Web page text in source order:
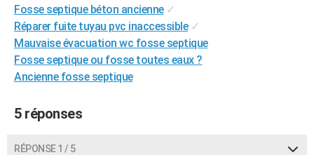
S'inscrire
Se connecter
Lycées
Collèges
Primaires
Universités
Entreprises
Service militaire
Avis de recherche
AVIS DE DÉCÈS
FORUM
Bricolage
Lifestyle
Culture
Sport
Auto
Television
Voyage
Cinema
Fosse septique béton ancienne ✓
Réparer fuite tuyau pvc inaccessible ✓
Mauvaise évacuation wc fosse septique
Fosse septique ou fosse toutes eaux ?
Ancienne fosse septique
5 réponses
RÉPONSE 1 / 5